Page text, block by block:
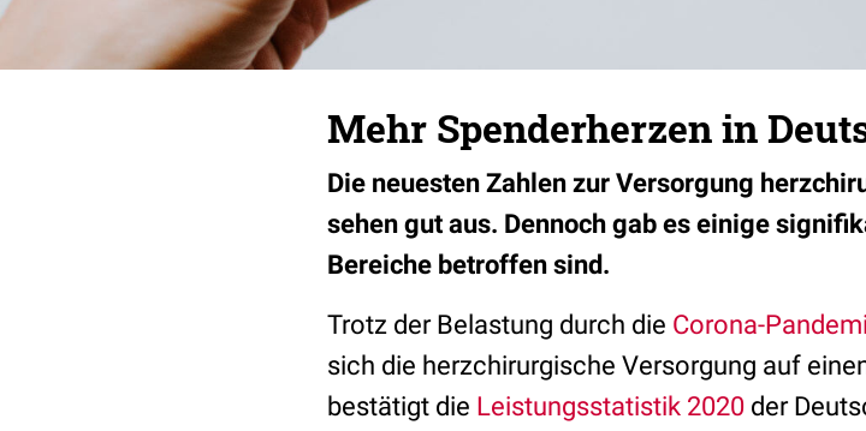
Mehr Spenderherzen in
Die neuesten Zahlen zur Versorgung
sehen gut aus. Dennoch gab es einige
Bereiche betroffen sind.
Trotz der Belastung durch die Corona-
sich die herzchirurgische Versorgung auf
bestätigt die Leistungsstatistik 2020 der